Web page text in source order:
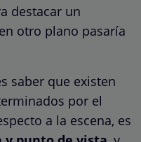
destacar un
otro plano pasaría
saber que existen
por el
a la escena, es